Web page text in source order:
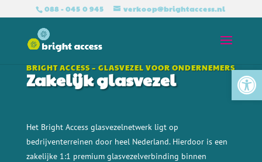
088 - 045 0 945 verkoop@brightaccess.nl
BRIGHT ACCESS – GLASVEZEL VOOR ONDERNEMERS
Zakelijk glasvezel
Het Bright Access glasvezelnetwerk ligt op
bedrijventerreinen door heel Nederland. Hierdoor is een
zakelijke 1:1 premium glasvezelverbinding binnen